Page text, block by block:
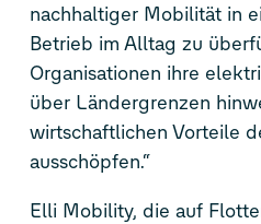
nachhaltiger Mobilität in
Betrieb im Alltag zu
Organisationen ihre
über Ländergrenzen
wirtschaftlichen Vorteile
ausschöpfen.“
Elli Mobility, die auf